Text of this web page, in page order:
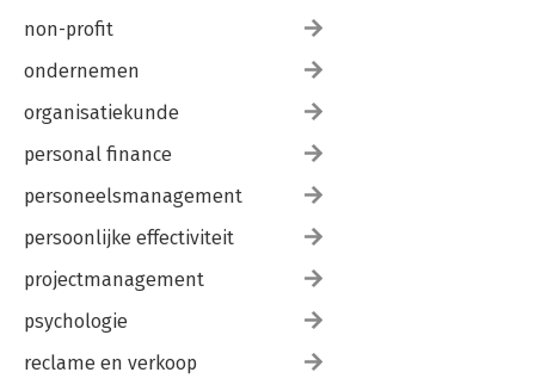
non-profit
ondernemen
organisatiekunde
personal finance
personeelsmanagement
persoonlijke effectiviteit
projectmanagement
psychologie
reclame en verkoop